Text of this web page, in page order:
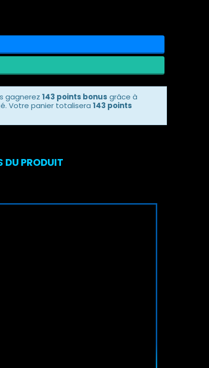
gagnerez 143 points bonus grâce à
Votre panier totalisera 143 points
DU PRODUIT